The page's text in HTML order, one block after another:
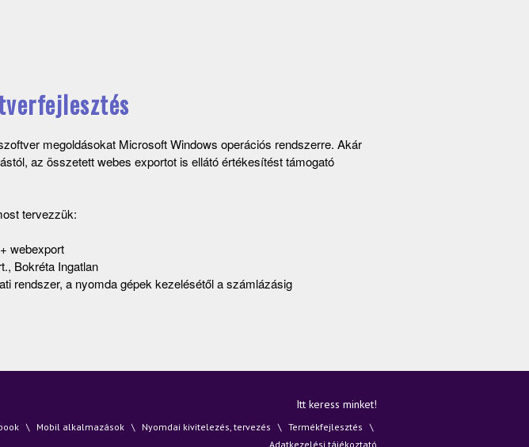
megoldásokat Microsoft Windows operációs rendszerre. Akár
az összetett webes exportot is ellátó értékesítést támogató
tervezzük:
webexport
Bokréta Ingatlan
rendszer, a nyomda gépek kezelésétől a számlázásig
Itt keress minket!
Mobil alkalmazások Nyomdai kivitelezés, tervezés
Termékfejlesztés
Adatkezelési tájékoztató